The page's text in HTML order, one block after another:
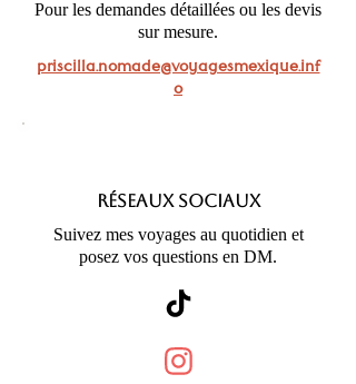
Pour les demandes détaillées ou les devis
sur mesure.
priscilla.nomade@voyagesmexique.inf
o
Réseaux sociaux
Suivez mes voyages au quotidien et
posez vos questions en DM.